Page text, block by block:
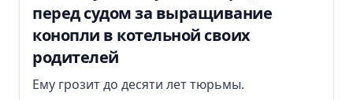
перед судом за выращивание
конопли в котельной своих
родителей
Ему грозит до десяти лет тюрьмы.